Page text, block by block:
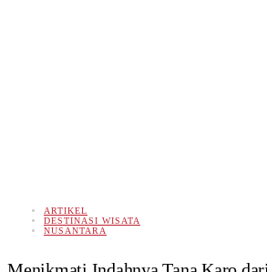
ARTIKEL
DESTINASI WISATA
NUSANTARA